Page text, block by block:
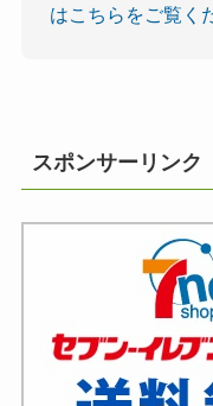
はこちらをご覧く
スポンサーリンク